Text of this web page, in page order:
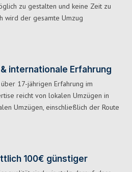
zu gestalten und keine Zeit zu
wird der gesamte Umzug
internationale Erfahrung
17-jährigen Erfahrung im
reicht von lokalen Umzügen in
Umzügen, einschließlich der Route
100€ günstiger